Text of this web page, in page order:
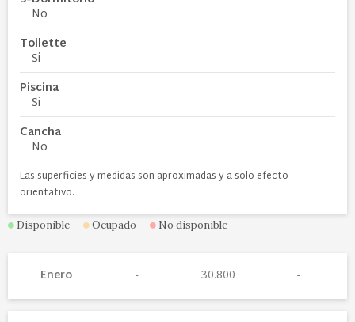
No
Toilette
Si
Piscina
Si
Cancha
No
Las superficies y medidas son aproximadas y a solo efecto
orientativo.
Disponible Ocupado No disponible
Enero 30.800